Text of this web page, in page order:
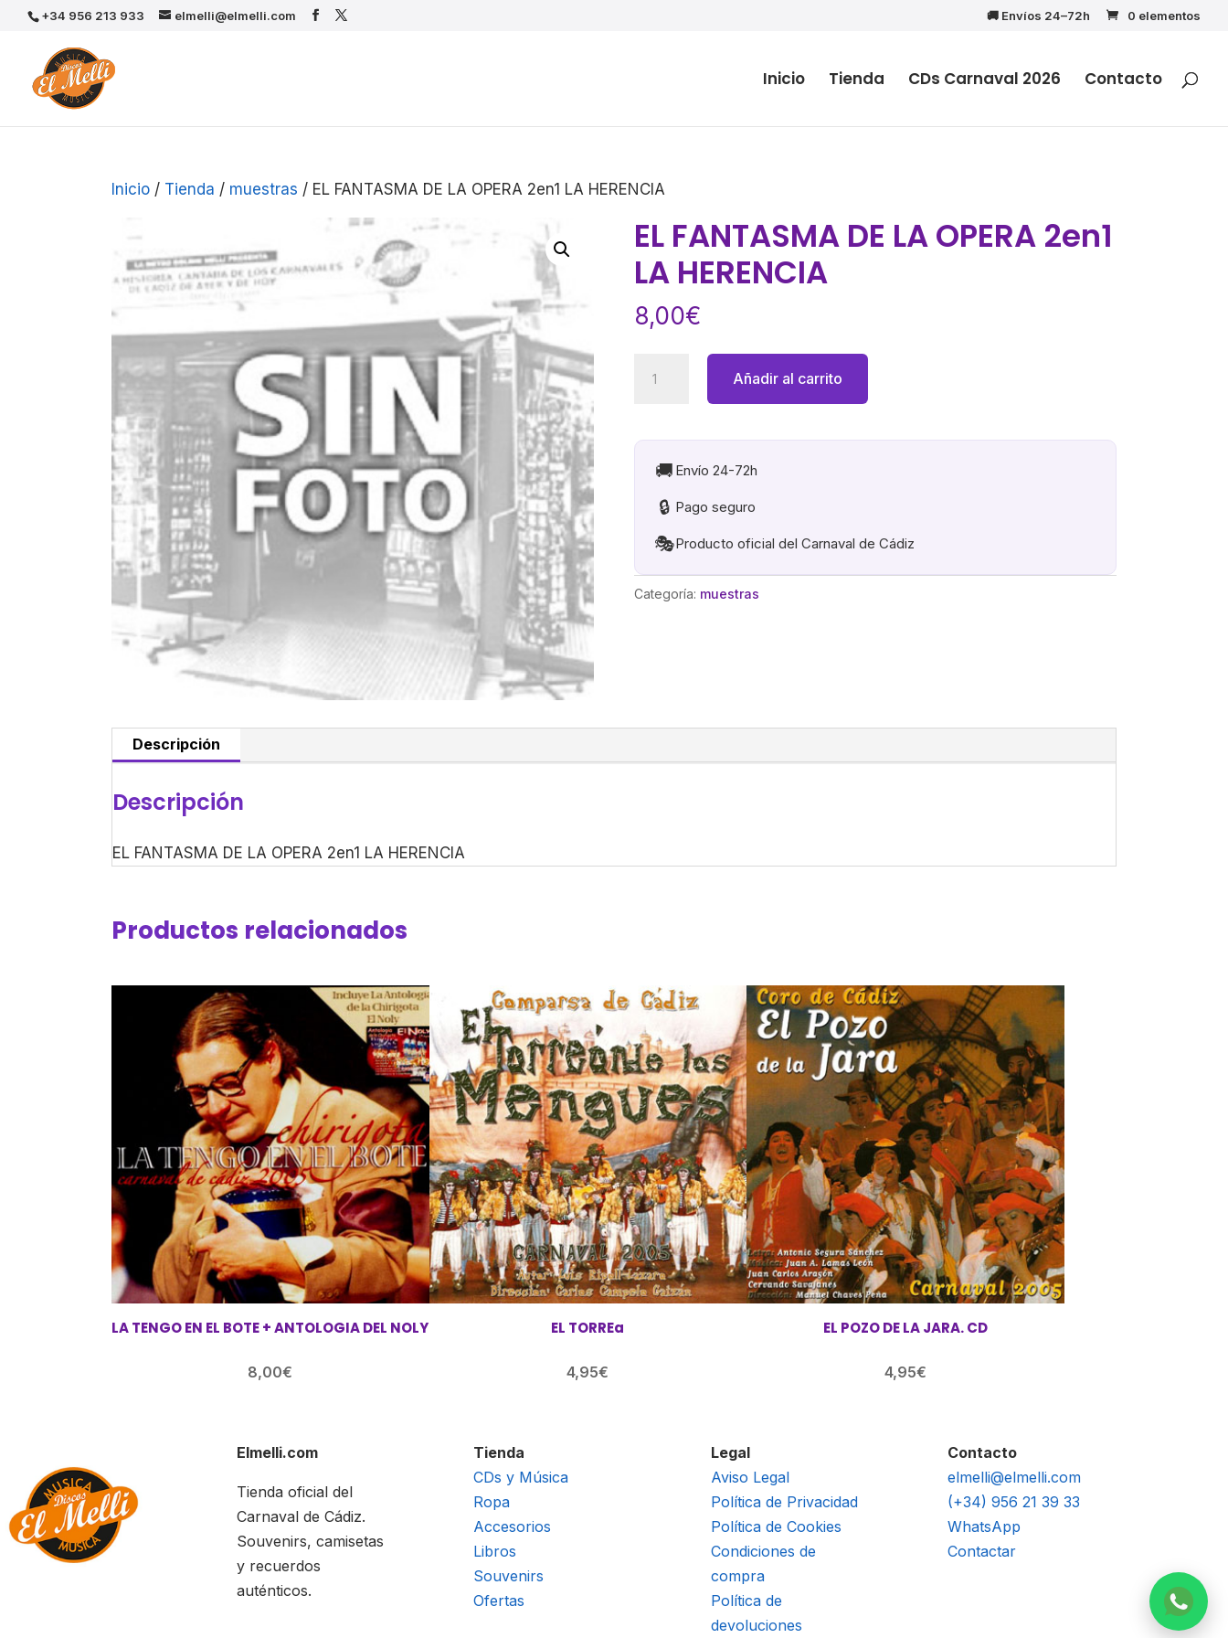
+34 956 213 933 elmelli@elmelli.com 🚚 Envíos 24–72h 0 elementos
Inicio Tienda CDs Carnaval 2026 Contacto
Inicio / Tienda / muestras / EL FANTASMA DE LA OPERA 2en1 LA HERENCIA
EL FANTASMA DE LA OPERA 2en1
LA HERENCIA
8,00€
FANTASMA
LA
OPERA
HERENCIA
Añadir al carrito
🚚 Envío 24-72h
🔒 Pago seguro
🎭Producto oficial del Carnaval de Cádiz
Categoría: muestras
Descripción
Descripción
EL FANTASMA DE LA OPERA 2en1 LA HERENCIA
Productos relacionados
LA TENGO EN EL BOTE + ANTOLOGIA DEL NOLY
8,00€
EL TORREa
4,95€
EL POZO DE LA JARA. CD
4,95€
Elmelli.com
Tienda oficial del
Carnaval de Cádiz.
Souvenirs, camisetas
y recuerdos
auténticos.
Tienda
CDs y Música
Ropa
Accesorios
Libros
Souvenirs
Ofertas
Legal
Aviso Legal
Política de Privacidad
Política de Cookies
Condiciones de
compra
Política de
devoluciones
Contacto
elmelli@elmelli.com
(+34) 956 21 39 33
WhatsApp
Contactar